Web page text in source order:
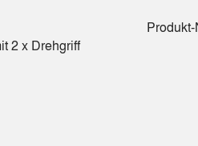
2 x Drehgriff